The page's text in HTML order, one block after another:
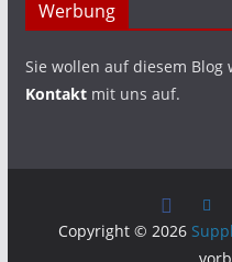
Werbung
Sie wollen auf diesem Blog
Kontaktmit uns auf.
Copyright © 2026